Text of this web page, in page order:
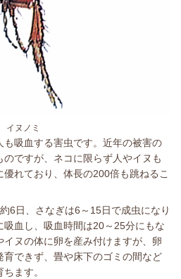
吸血する害虫です。近年の被害の
ですが、ネコに限らず人やイヌも
れており、体長の200倍も跳ねるこ
6日、さなぎは6～15日で成虫になり
吸血し、吸血時間は20～25分にもな
イヌの体に卵を産み付けますが、卵
できず、畳や床下のゴミの間など
ます。
イヌノミ